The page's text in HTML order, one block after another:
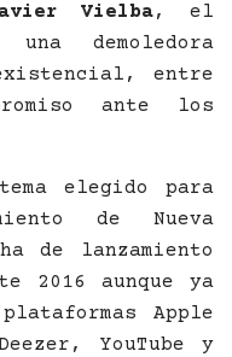
Vielba, el
demoledora
entre
ante los
elegido para
de Nueva
de lanzamiento
2016 aunque ya
Apple
YouTube y